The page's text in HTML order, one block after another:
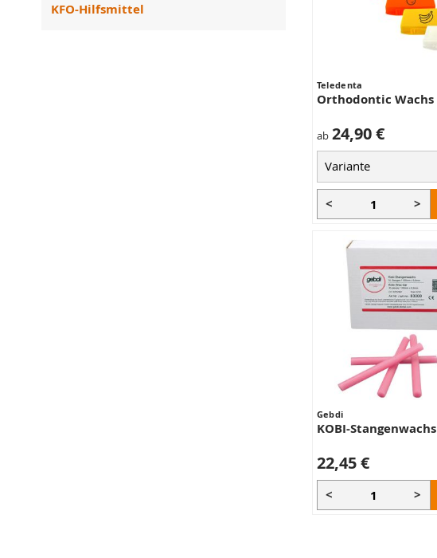
Teledenta
Orthodontic Wachs
ab 24,90 €
< >
Gebdi
KOBI-Stangenwachs
22,45 €
< >
KFO-Hilfsmittel